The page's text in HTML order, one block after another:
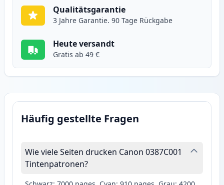
Qualitätsgarantie
3 Jahre Garantie. 90 Tage Rückgabe
Heute versandt
Gratis ab 49 €
Häufig gestellte Fragen
Wie viele Seiten drucken Canon 0387C001
Tintenpatronen?